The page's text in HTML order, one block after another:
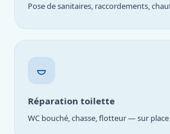
Pose de sanitaires, raccordements,
Réparation toilette
WC bouché, chasse, flotteur — sur place